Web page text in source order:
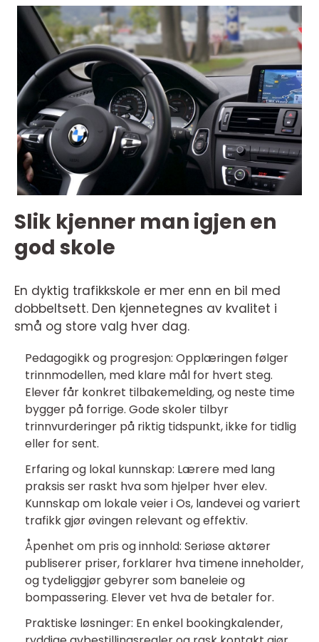
Slik kjenner man igjen en
god skole
En dyktig trafikkskole er mer enn en bil med
dobbeltsett. Den kjennetegnes av kvalitet i
små og store valg hver dag.
Pedagogikk og progresjon: Opplæringen følger
trinnmodellen, med klare mål for hvert steg.
Elever får konkret tilbakemelding, og neste time
bygger på forrige. Gode skoler tilbyr
trinnvurderinger på riktig tidspunkt, ikke for tidlig
eller for sent.
Erfaring og lokal kunnskap: Lærere med lang
praksis ser raskt hva som hjelper hver elev.
Kunnskap om lokale veier i Os, landevei og variert
trafikk gjør øvingen relevant og effektiv.
Åpenhet om pris og innhold: Seriøse aktører
publiserer priser, forklarer hva timene inneholder,
og tydeliggjør gebyrer som baneleie og
bompassering. Elever vet hva de betaler for.
Praktiske løsninger: En enkel bookingkalender,